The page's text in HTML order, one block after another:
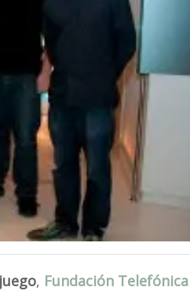
, Fundación Telefónica